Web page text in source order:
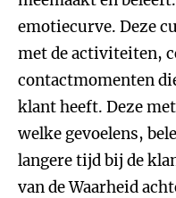
emotiecurve. Deze
met de activiteiten,
contactmomenten
klant heeft. Deze
welke gevoelens,
langere tijd bij de
van de Waarheid